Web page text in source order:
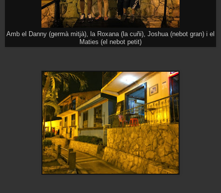
Amb el Danny (germà mitjà), la Roxana (la cuñi), Joshua (nebot gran) i el
Maties (el nebot petit)